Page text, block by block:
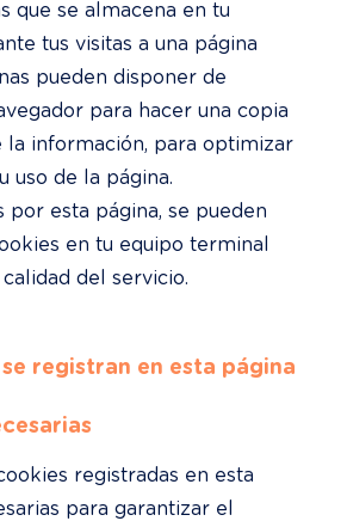
que se almacena en tu
tus visitas a una página
pueden disponer de
para hacer una copia
la información, para optimizar
uso de la página.
por esta página, se pueden
en tu equipo terminal
del servicio.
registran en esta página
registradas en esta
para garantizar el